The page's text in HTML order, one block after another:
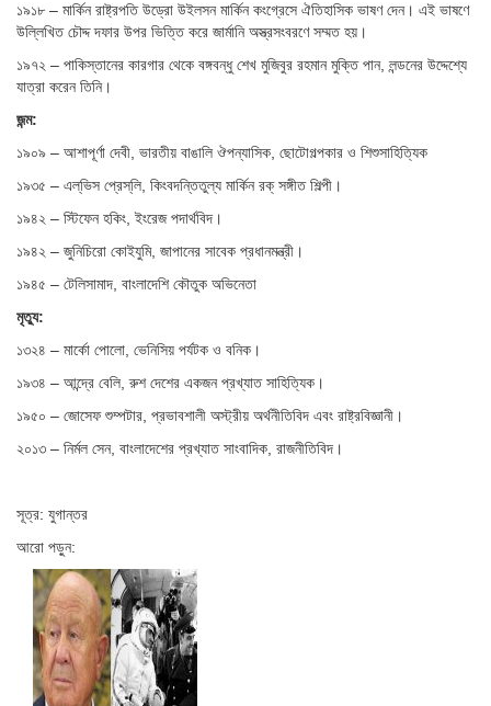
১৯১৮ – মার্কিন রাষ্ট্রপতি উড্রো উইলসন মার্কিন কংগ্রেসে ঐতিহাসিক ভাষণ দেন। এই ভাষণে
উল্লিখিত চৌদ্দ দফার উপর ভিত্তি করে জার্মানি অস্ত্রসংবরণে সম্মত হয়।
১৯৭২ – পাকিস্তানের কারগার থেকে বঙ্গবন্ধু শেখ মুজিবুর রহমান মুক্তি পান, লন্ডনের উদ্দেশ্যে
যাত্রা করেন তিনি।
জন্ম:
১৯০৯ – আশাপূর্ণা দেবী, ভারতীয় বাঙালি ঔপন্যাসিক, ছোটোগল্পকার ও শিশুসাহিত্যিক
১৯৩৫ – এল্‌ভিস প্রেস্‌লি, কিংবদন্তিতুল্য মার্কিন রক্‌ সঙ্গীত শিল্পী।
১৯৪২ – স্টিফেন হকিং, ইংরেজ পদার্থবিদ।
১৯৪২ – জুনিচিরো কোইযুমি, জাপানের সাবেক প্রধানমন্ত্রী।
১৯৪৫ – টেলিসামাদ, বাংলাদেশি কৌতুক অভিনেতা
মৃত্যু:
১৩২৪ – মার্কো পোলো, ভেনিসিয় পর্যটক ও বনিক।
১৯৩৪ – আন্দ্রে বেলি, রুশ দেশের একজন প্রখ্যাত সাহিত্যিক।
১৯৫০ – জোসেফ শুম্পটার, প্রভাবশালী অস্ট্রীয় অর্থনীতিবিদ এবং রাষ্ট্রবিজ্ঞানী।
২০১৩ – নির্মল সেন, বাংলাদেশের প্রখ্যাত সাংবাদিক, রাজনীতিবিদ।
সূত্র: যুগান্তর
আরো পড়ুন: